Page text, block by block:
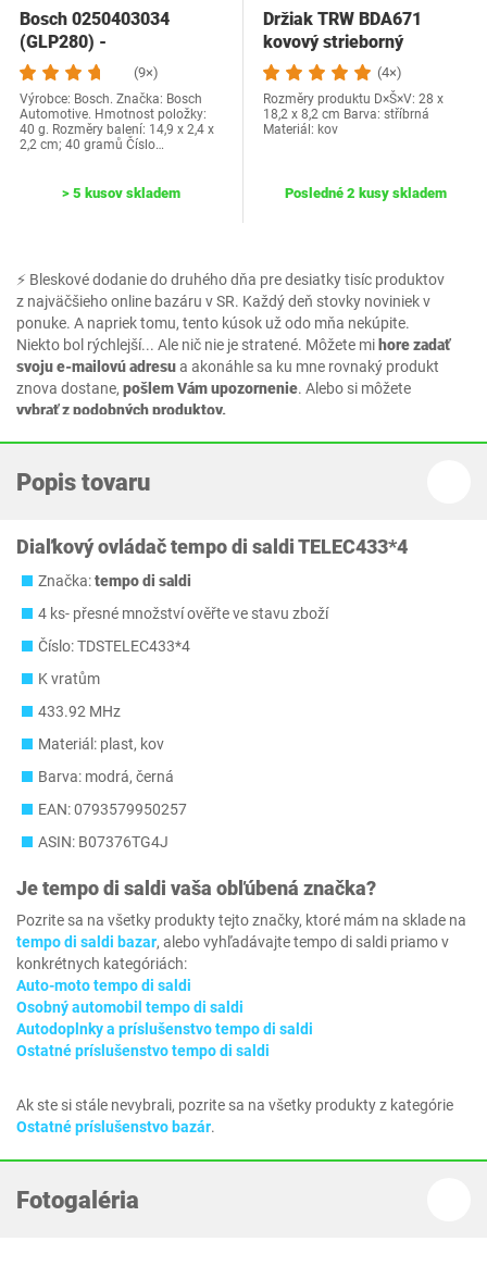
⚡ Bleskové dodanie do druhého dňa pre desiatky tisíc produktov
z najväčšieho online bazáru v SR. Každý deň stovky noviniek v
ponuke. A napriek tomu, tento kúsok už odo mňa nekúpite.
Niekto bol rýchlejší... Ale nič nie je stratené. Môžete mi hore zadať
svoju e-mailovú adresua akonáhle sa ku mne rovnaký produkt
znova dostane, pošlem Vám upozornenie. Alebo si môžete
vybrať z podobných produktov.
Bosch 0250403034
(GLP280) -
Vysokorychlostní žhavicí
svíčka…
(9×)
Výrobce: Bosch. Značka: Bosch
Automotive. Hmotnost položky:
40 g. Rozměry balení: 14,9 x 2,4 x
2,2 cm; 40 gramů Číslo…
> 5 kusov skladem
Držiak TRW BDA671
kovový strieborný
(4×)
Rozměry produktu D×Š×V: 28 x
18,2 x 8,2 cm Barva: stříbrná
Materiál: kov
Posledné 2 kusy skladem
Popis tovaru
Diaľkový ovládač tempo di saldi TELEC433*4
Značka:tempo di saldi
4 ks- přesné množství ověřte ve stavu zboží
Číslo: TDSTELEC433*4
K vratům
433.92 MHz
Materiál: plast, kov
Barva: modrá, černá
EAN: 0793579950257
ASIN: B07376TG4J
Jetempo di saldi vaša obľúbená značka?
Pozrite sa na všetky produkty tejto značky, ktoré mám na sklade na
tempo di saldi bazar, alebo vyhľadávajte tempo di saldi priamo v
konkrétnych kategóriách:
Auto-moto tempo di saldi
Osobný automobil tempo di saldi
Autodoplnky a príslušenstvo tempo di saldi
Ostatné príslušenstvo tempo di saldi
Ak ste si stále nevybrali, pozrite sa na všetky produkty z kategórie
Ostatné príslušenstvo bazár.
Fotogaléria